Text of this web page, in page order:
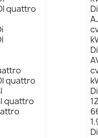
quattro
quattro
quattro